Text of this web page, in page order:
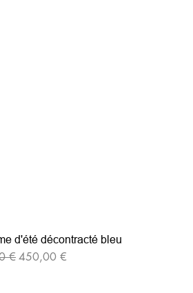
d'été décontracté bleu
€Prix promotionnel
450,00 €